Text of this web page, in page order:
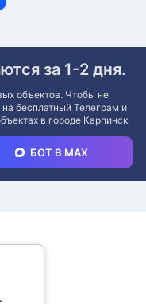
за 1-2 дня.
объектов. Чтобы не
бесплатный Телеграм и
в городе Карпинск
БОТ В MAX